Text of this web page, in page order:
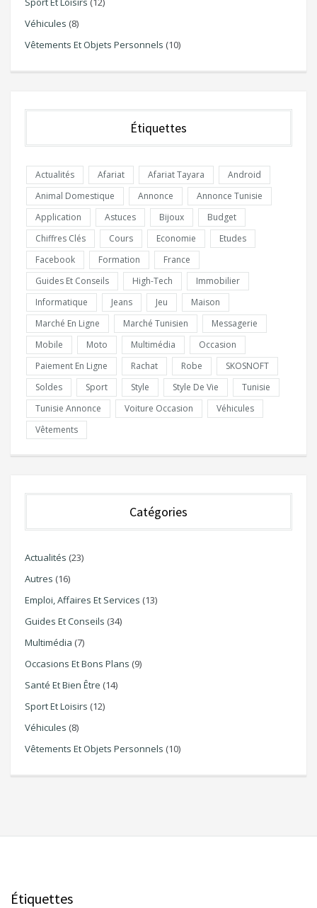
Véhicules (8)
Vêtements Et Objets Personnels (10)
Étiquettes
Actualités Afariat Afariat Tayara
Android
Animal Domestique
Annonce
Annonce Tunisie
Application
Astuces Bijoux
Budget
Chiffres Clés
Cours Economie
Etudes
Facebook
Formation
France
Guides Et Conseils
High-Tech
Immobilier
Informatique
Jeans Jeu
Maison
Marché En Ligne
Marché Tunisien
Messagerie
Mobile
Moto Multimédia
Occasion
Paiement En Ligne
Rachat Robe
SKOSNOFT
Soldes
Sport Style Style De Vie
Tunisie
Tunisie Annonce
Voiture Occasion
Véhicules
Vêtements
Catégories
Actualités (23)
Autres (16)
Emploi, Affaires Et Services (13)
Guides Et Conseils (34)
Multimédia (7)
Occasions Et Bons Plans (9)
Santé Et Bien Être (14)
Sport Et Loisirs (12)
Véhicules (8)
Vêtements Et Objets Personnels (10)
Étiquettes